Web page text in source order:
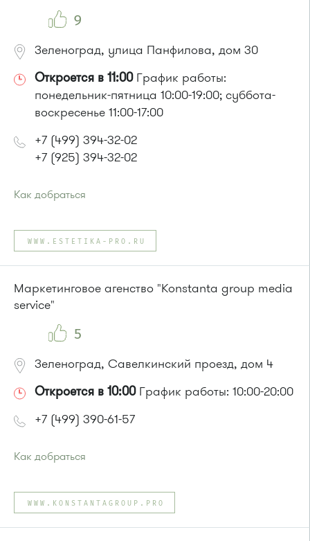
9
Зеленоград, улица Панфилова, дом 30
Откроется в 11:00График работы:
понедельник-пятница 10:00-19:00; суббота-
воскресенье 11:00-17:00
+7 (499) 394-32-02
+7 (925) 394-32-02
Как добраться
Автобусы № 1, 2, 3, 4, 9, 10, 11, 12, 13, 21, 23, 29, 31, 403, 312,
377, 390, 476, 493.
Маршрутка № 127, 312, 377, 390, 476, 408м, 409м, 721м,
или до остановки"10-й микрорайон":
Автобус № 4, 9.
Маршрутка № 721м
WWW.ESTETIKA-PRO.RU
Маркетинговое агенство "Konstanta group media
service"
5
Зеленоград, Савелкинский проезд, дом 4
Откроется в 10:00График работы: 10:00-20:00
+7 (499) 390-61-57
Как добраться
Автобусы № 2, 3, 9, 11, 19, 31, 32.
Маршрутка № 409м, 419м
или до остановки"Товары для дома":
WWW.KONSTANTAGROUP.PRO